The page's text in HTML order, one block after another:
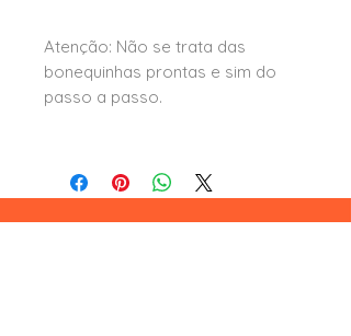
Atenção: Não se trata das
bonequinhas prontas e sim do
passo a passo.